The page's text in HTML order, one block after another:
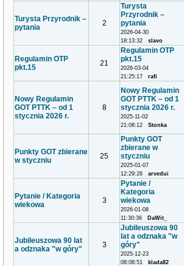
Turysta Przyrodnik –
pytania
2
Turysta
Przyrodnik –
pytania
2026-04-30
18:13:32 slavo
Regulamin OTP
pkt.15
21
Regulamin OTP
pkt.15
2026-03-04
21:25:17 rafi
Nowy Regulamin
GOT PTTK – od 1
stycznia 2026 r.
8
Nowy Regulamin
GOT PTTK – od 1
stycznia 2026 r.
2025-11-02
21:08:12 Stonka
Punkty GOT zbierane
w styczniu
25
Punkty GOT
zbierane w
styczniu
2025-01-07
12:29:26 arvedui
Pytanie / Kategoria
wiekowa
3
Pytanie /
Kategoria
wiekowa
2026-01-08
11:30:36
DaWit_
Jubileuszowa 90 lat
a odznaka "w góry"
3
Jubileuszowa 90
lat a odznaka "w
góry"
2025-12-23
08:08:51 klada82